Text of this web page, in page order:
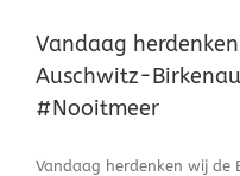
Vandaag
Auschwitz-
#Nooitmeer
Vandaag herdenken wij de